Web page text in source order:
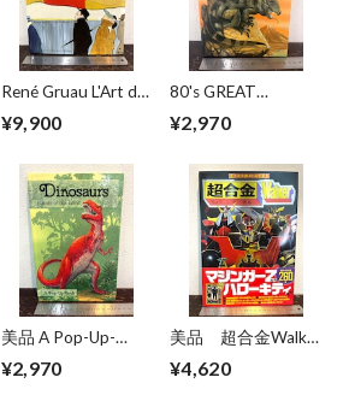
René Gruau L'Art de
of Advertising
¥9,900
80's GREAT
Pop−Up Book
¥2,970
美品 A Pop-Up-
Giants of the Earth
¥2,970
美品 超合金Walkar
誕生40周年記念
¥4,620